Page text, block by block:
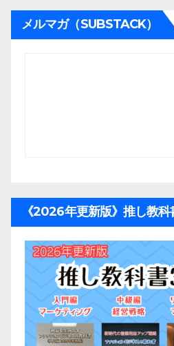
メルマガ（SUBSTACK）
《2026年更新版》推し教科